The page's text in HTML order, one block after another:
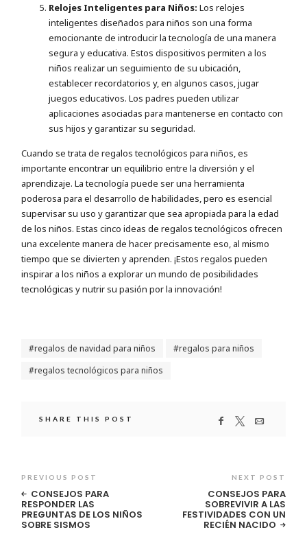
Relojes Inteligentes para Niños: Los relojes
inteligentes diseñados para niños son una forma
emocionante de introducir la tecnología de una manera
segura y educativa. Estos dispositivos permiten a los
niños realizar un seguimiento de su ubicación,
establecer recordatorios y, en algunos casos, jugar
juegos educativos. Los padres pueden utilizar
aplicaciones asociadas para mantenerse en contacto con
sus hijos y garantizar su seguridad.
Cuando se trata de regalos tecnológicos para niños, es
importante encontrar un equilibrio entre la diversión y el
aprendizaje. La tecnología puede ser una herramienta
poderosa para el desarrollo de habilidades, pero es esencial
supervisar su uso y garantizar que sea apropiada para la edad
de los niños. Estas cinco ideas de regalos tecnológicos ofrecen
una excelente manera de hacer precisamente eso, al mismo
tiempo que se divierten y aprenden. ¡Estos regalos pueden
inspirar a los niños a explorar un mundo de posibilidades
tecnológicas y nutrir su pasión por la innovación!
regalos de navidad para niños
regalos para niños
regalos tecnológicos para niños
SHARE THIS POST
PREVIOUS POST
CONSEJOS PARA
RESPONDER LAS
PREGUNTAS DE LOS NIÑOS
SOBRE SISMOS
NEXT POST
CONSEJOS PARA
SOBREVIVIR A LAS
FESTIVIDADES CON UN
RECIÉN NACIDO